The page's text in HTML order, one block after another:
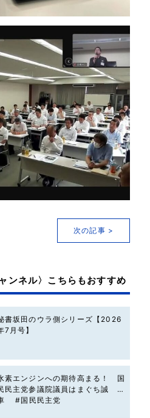
次の記事 >
ンネル〉こちらもおすすめ
書坂田のウラ側シリーズ【2026
7月号】
素エンジンへの期待高まる！ 国
民主党参議院議員はまぐち誠 #
#国民民主党